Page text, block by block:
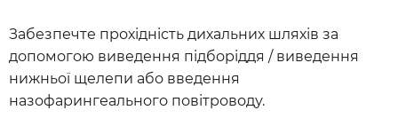
Забезпечте прохідність дихальних шляхів за
допомогою виведення підборіддя / виведення
нижньої щелепи або введення
назофарингеального повітроводу.